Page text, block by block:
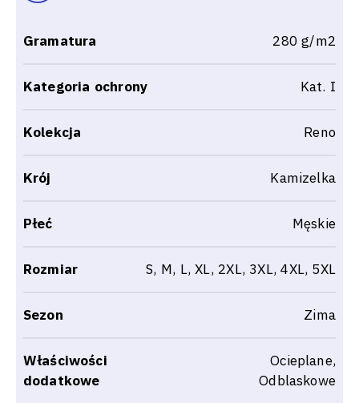
Gramatura 280 g/m2
Kategoria ochrony Kat. I
Kolekcja Reno
Krój Kamizelka
Płeć Męskie
Rozmiar S, M, L, XL, 2XL, 3XL, 4XL, 5XL
Sezon Zima
Właściwości
dodatkowe
Ocieplane,
Odblaskowe